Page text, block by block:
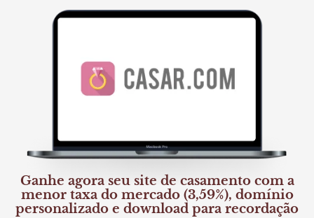
Ganhe agora seu site de casamento com a
menor taxa do mercado (3,59%), domínio
personalizado e download para recordação